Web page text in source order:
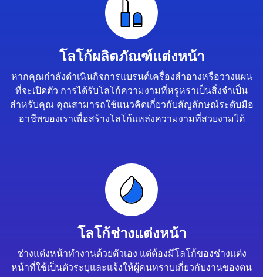
โลโก้ผลิตภัณฑ์แต่งหน้า
หากคุณกำลังดำเนินกิจการแบรนด์เครื่องสำอางหรือวางแผน
ที่จะเปิดตัว การได้รับโลโก้ความงามที่หรูหราเป็นสิ่งจำเป็น
สำหรับคุณ คุณสามารถใช้แนวคิดเกี่ยวกับสัญลักษณ์ระดับมือ
อาชีพของเราเพื่อสร้างโลโก้แหล่งความงามที่สวยงามได้
โลโก้ช่างแต่งหน้า
ช่างแต่งหน้าทำงานด้วยตัวเอง แต่ต้องมีโลโก้ของช่างแต่ง
หน้าที่ใช้เป็นตัวระบุและแจ้งให้ผู้คนทราบเกี่ยวกับงานของตน